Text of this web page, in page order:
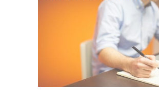
Spaß unter prickelnden Wasserfällen, das
Wellenbecken oder doch lieber die pure
Sprudelliege im Solebecken?